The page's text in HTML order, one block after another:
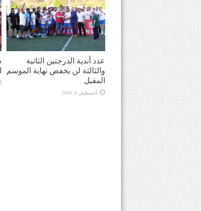
عدد أندية الدرجتين الثانية
والثالثة لن يخفض نهاية الموسم
المقبل
أغسطس 6, 2026